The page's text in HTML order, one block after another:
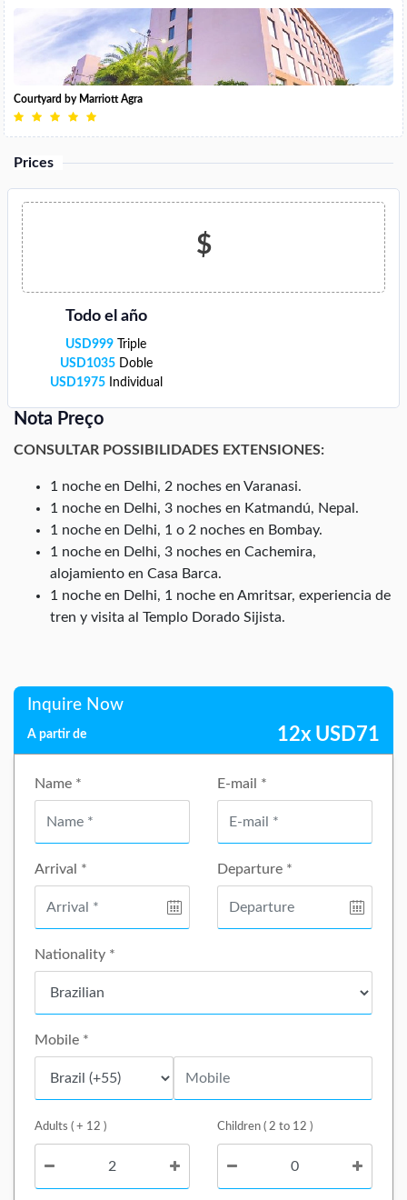
Courtyard by Marriott Agra
Prices
$
Todo el año
USD999 Triple
USD1035Doble
USD1975Individual
Nota Preço
CONSULTAR POSSIBILIDADES EXTENSIONES:
1 noche en Delhi, 2 noches en Varanasi.
1 noche en Delhi, 3 noches en Katmandú, Nepal.
1 noche en Delhi, 1 o 2 noches en Bombay.
1 noche en Delhi, 3 noches en Cachemira,
alojamiento en Casa Barca.
1 noche en Delhi, 1 noche en Amritsar, experiencia de
tren y visita al Templo Dorado Sijista.
Inquire Now
A partir de 12x USD71
Name * E-mail *
Arrival * Departure *
Nationality *
Mobile *
Adults ( + 12 ) Children ( 2 to 12 )